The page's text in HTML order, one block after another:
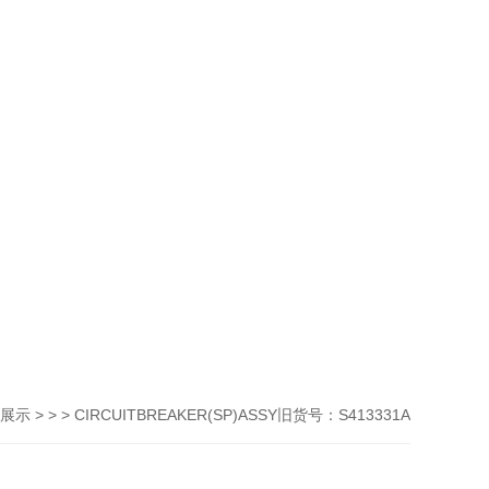
示 > > > CIRCUITBREAKER(SP)ASSY旧货号：S413331A